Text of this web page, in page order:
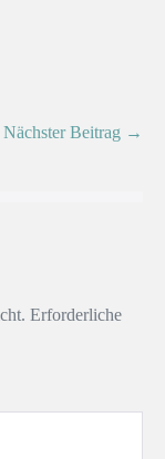
Nächster Beitrag →
Erforderliche